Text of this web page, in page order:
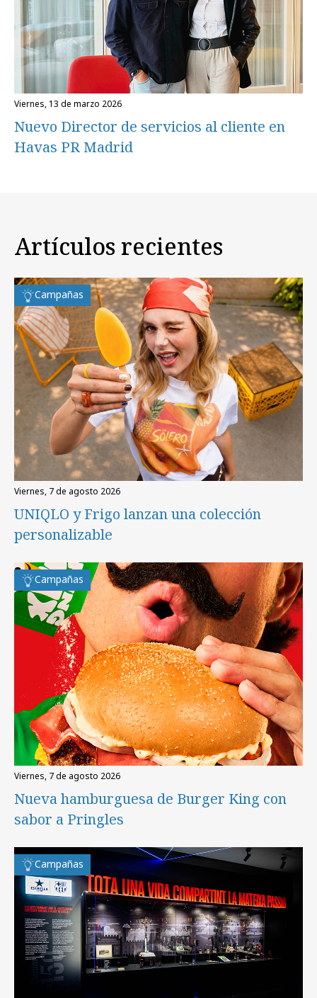
viernes, 13 de marzo 2026
Nuevo Director de servicios al cliente en
Havas PR Madrid
Artículos recientes
Campañas
viernes, 7 de agosto 2026
UNIQLO y Frigo lanzan una colección
personalizable
Campañas
viernes, 7 de agosto 2026
Nueva hamburguesa de Burger King con
sabor a Pringles
Campañas